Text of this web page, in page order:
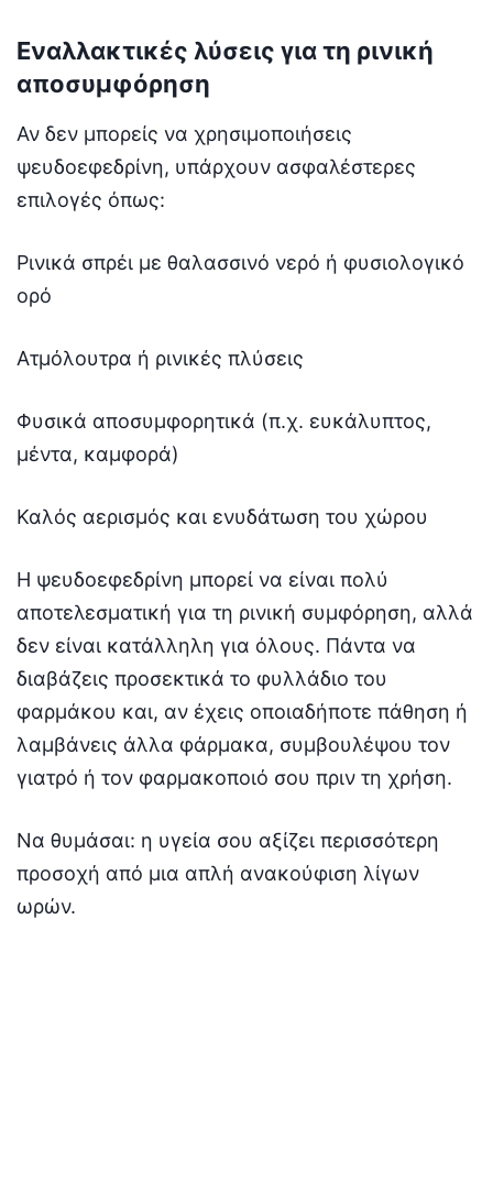
Εναλλακτικές λύσεις για τη ρινική
αποσυμφόρηση
Αν δεν μπορείς να χρησιμοποιήσεις
ψευδοεφεδρίνη, υπάρχουν ασφαλέστερες
επιλογές όπως:
Ρινικά σπρέι με θαλασσινό νερό ή φυσιολογικό
ορό
Ατμόλουτρα ή ρινικές πλύσεις
Φυσικά αποσυμφορητικά (π.χ. ευκάλυπτος,
μέντα, καμφορά)
Καλός αερισμός και ενυδάτωση του χώρου
Η ψευδοεφεδρίνη μπορεί να είναι πολύ
αποτελεσματική για τη ρινική συμφόρηση, αλλά
δεν είναι κατάλληλη για όλους. Πάντα να
διαβάζεις προσεκτικά το φυλλάδιο του
φαρμάκου και, αν έχεις οποιαδήποτε πάθηση ή
λαμβάνεις άλλα φάρμακα, συμβουλέψου τον
γιατρό ή τον φαρμακοποιό σου πριν τη χρήση.
Να θυμάσαι: η υγεία σου αξίζει περισσότερη
προσοχή από μια απλή ανακούφιση λίγων
ωρών.